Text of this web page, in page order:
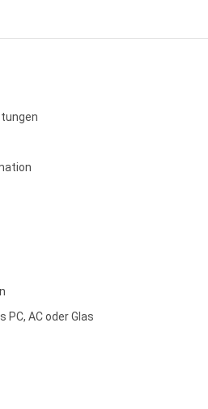
AC oder Glas